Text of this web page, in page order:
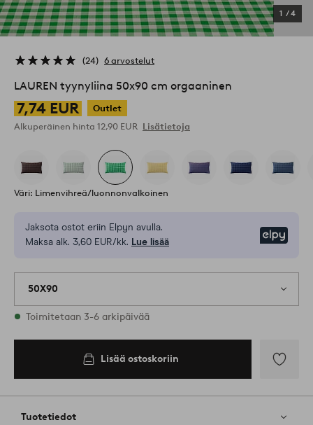
1 /4
24 6 arvostelut
LAUREN tyynyliina 50x90 cm orgaaninen
7,74 EUR
Outlet
Alkuperäinen hinta 12,90 EUR Lisätietoja
Väri: Limenvihreä/luonnonvalkoinen
Jaksota ostot eriin Elpyn avulla.
Maksa alk. 3,60 EUR/kk. Lue lisää
50X90
Varastossa
Toimitetaan 3-6 arkipäivää
Lisää ostoskoriin
Tuotetiedot